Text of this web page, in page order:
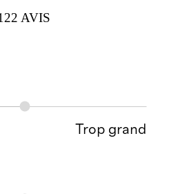
AVIS
Trop grand